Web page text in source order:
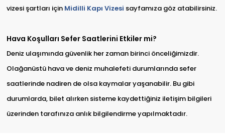
vizesi şartları için Midilli Kapı Vizesi sayfamıza göz atabilirsiniz.
Hava Koşulları Sefer Saatlerini Etkiler mi?
Deniz ulaşımında güvenlik her zaman birinci önceliğimizdir.
Olağanüstü hava ve deniz muhalefeti durumlarında sefer
saatlerinde nadiren de olsa kaymalar yaşanabilir. Bu gibi
durumlarda, bilet alırken sisteme kaydettiğiniz iletişim bilgileri
üzerinden tarafınıza anlık bilgilendirme yapılmaktadır.